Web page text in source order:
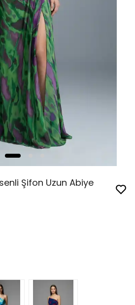
Şifon Uzun Abiye